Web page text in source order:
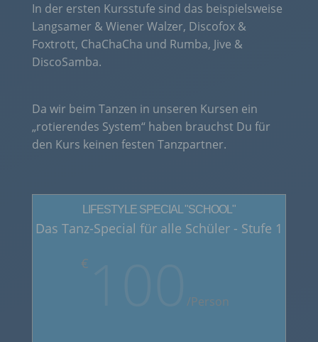
In der ersten Kursstufe sind das beispielsweise
Langsamer & Wiener Walzer, Discofox &
Foxtrott, ChaChaCha und Rumba, Jive &
DiscoSamba.
Da wir beim Tanzen in unseren Kursen ein
„rotierendes System“ haben brauchst Du für
den Kurs keinen festen Tanzpartner.
LIFESTYLE SPECIAL "SCHOOL"
Das Tanz-Special für alle Schüler - Stufe 1
€
/Person